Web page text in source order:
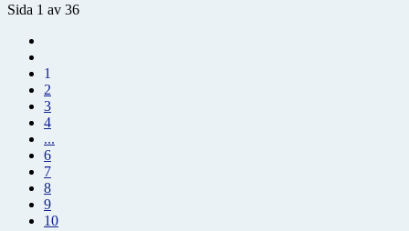
Sida 1 av 36
1
2
3
4
...
6
7
8
9
10